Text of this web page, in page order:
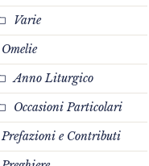
Varie
Omelie
Anno Liturgico
Occasioni Particolari
Prefazioni e Contributi